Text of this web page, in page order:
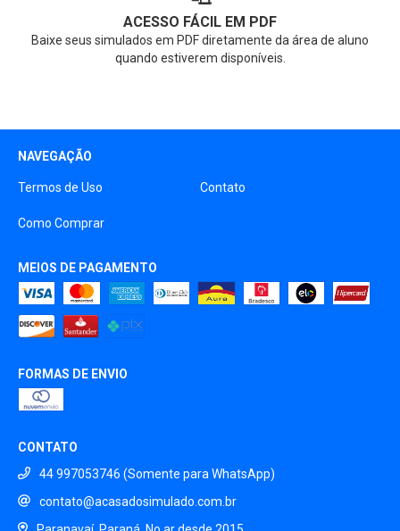
ACESSO FÁCIL EM PDF
Baixe seus simulados em PDF diretamente da área de aluno
quando estiverem disponíveis.
NAVEGAÇÃO
Termos de Uso Contato
Como Comprar
MEIOS DE PAGAMENTO
FORMAS DE ENVIO
CONTATO
44 997053746 (Somente para WhatsApp)
contato@acasadosimulado.com.br